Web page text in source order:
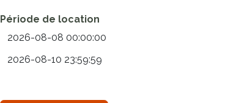
Période de location